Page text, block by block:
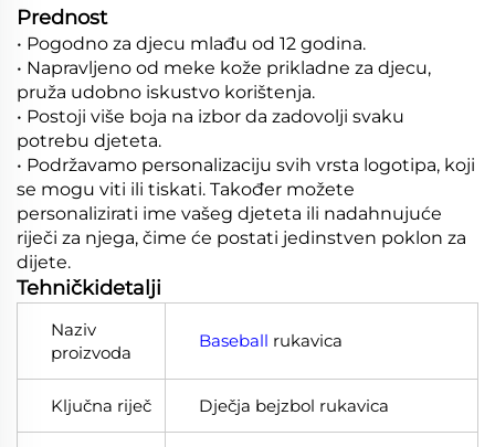
Prednost
• Pogodno za djecu mlađu od 12 godina.
• Napravljeno od meke kože prikladne za djecu,
pruža udobno iskustvo korištenja.
• Postoji više boja na izbor da zadovolji svaku
potrebu djeteta.
• Podržavamo personalizaciju svih vrsta logotipa, koji
se mogu viti ili tiskati. Također možete
personalizirati ime vašeg djeteta ili nadahnujuće
riječi za njega, čime će postati jedinstven poklon za
dijete.
Tehničkidetalji
Naziv
proizvoda
Baseball rukavica
Ključna riječ Dječja bejzbol rukavica